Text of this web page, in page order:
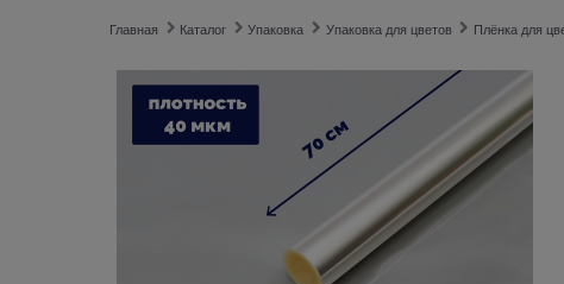
Главная Каталог Упаковка Упаковка для цветов Плёнка для